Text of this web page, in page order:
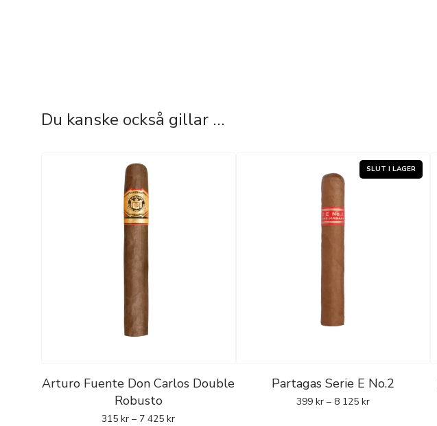
Du kanske också gillar …
Arturo Fuente Don Carlos Double
Robusto
315kr – 7 425kr
Partagas Serie E No.2
399 kr – 8 125 kr